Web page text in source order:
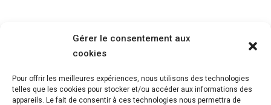
Gérer le consentement aux
cookies
Pour offrir les meilleures expériences, nous utilisons des technologies
telles que les cookies pour stocker et/ou accéder aux informations des
appareils. Le fait de consentir à ces technologies nous permettra de